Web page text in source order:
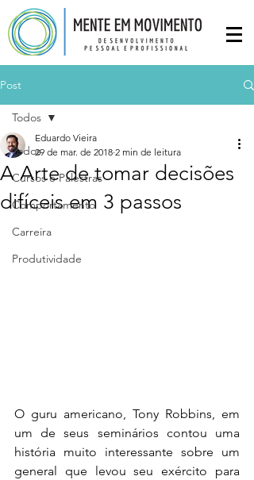
Post
Todos
Cursos e Palestras
Comportamento
Carreira
Produtividade
Todos
A Arte de tomar decisões
difíceis em 3 passos
Eduardo Vieira
29 de mar. de 2018 2 min de leitura
O guru americano, Tony Robbins, em
um de seus seminários contou uma
história muito interessante sobre um
general que levou seu exército para